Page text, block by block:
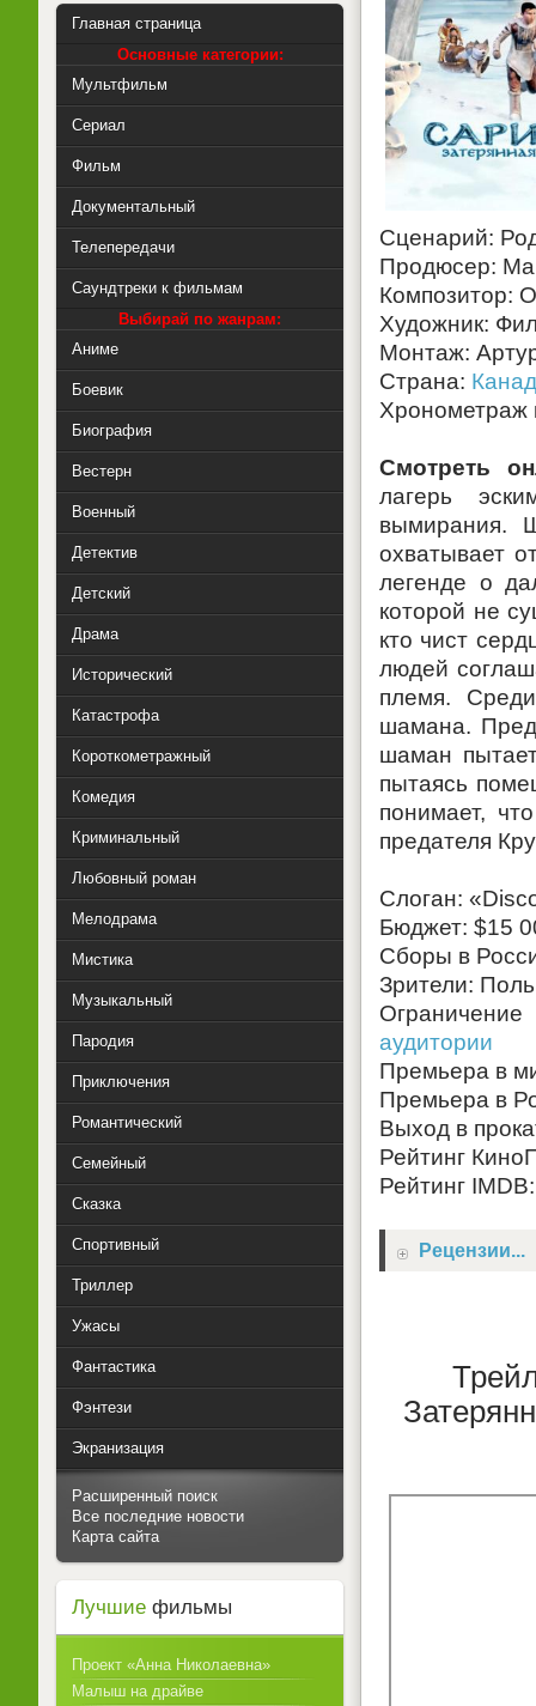
Сценарий:
Продюсер:
Композитор:
Художник:
Монтаж:
Страна:
Хронометраж
Смотреть
лагерь
вымирания.
охватывает
легенде о
которой не
кто чист
людей
племя.
шамана.
шаман
пытаясь
понимает,
предателя
Слоган:
Бюджет: $15
Сборы в
Зрители:
аудитории
Премьера в
Премьера в
Выход в
Рейтинг
Рейтинг
Рецензии...
Главная страница
Основные категории:
Мультфильм
Сериал
Фильм
Документальный
Телепередачи
Саундтреки к фильмам
Выбирай по жанрам:
Аниме
Боевик
Биография
Вестерн
Военный
Детектив
Детский
Драма
Исторический
Катастрофа
Короткометражный
Комедия
Криминальный
Любовный роман
Мелодрама
Мистика
Музыкальный
Пародия
Приключения
Романтический
Семейный
Сказка
Спортивный
Триллер
Ужасы
Фантастика
Фэнтези
Экранизация
Расширенный поиск
Все последние новости
Карта сайта
Лучшие фильмы
Проект «Анна Николаевна»
Малыш на драйве